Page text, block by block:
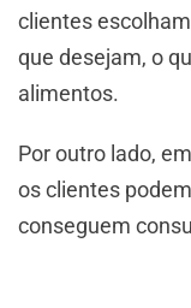
clientes
que desejam, o
alimentos.
Por outro lado,
os clientes
conseguem